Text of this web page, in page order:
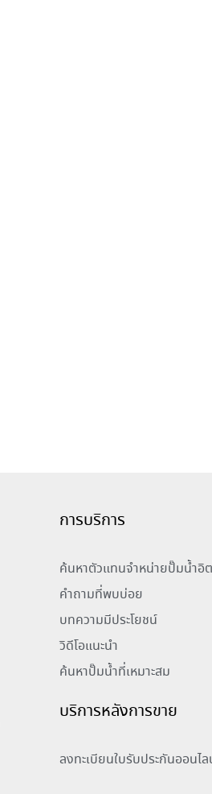
การบริการ
ค้นหาตัวแทนจำหน่ายปั๊มน้ำอิ
คำถามที่พบบ่อย
บทความมีประโยชน์
วิดีโอแนะนำ
ค้นหาปั๊มน้ำที่เหมาะสม
บริการหลังการขาย
ลงทะเบียนใบรับประกันออนไ